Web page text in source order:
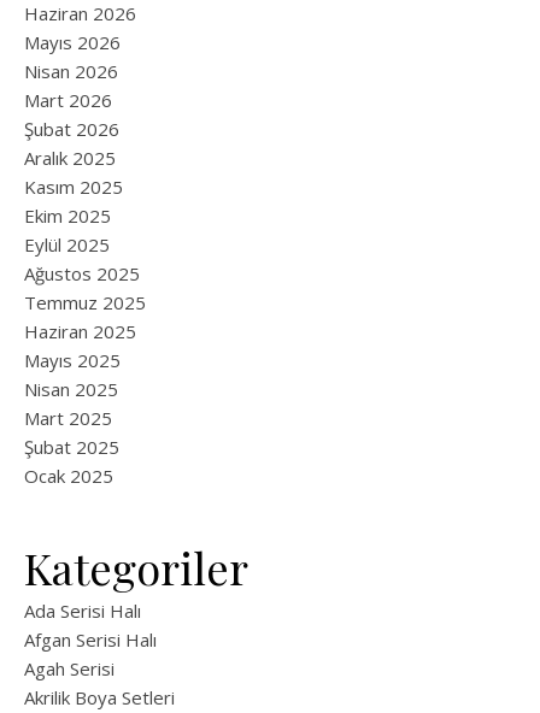
Haziran 2026
Mayıs 2026
Nisan 2026
Mart 2026
Şubat 2026
Aralık 2025
Kasım 2025
Ekim 2025
Eylül 2025
Ağustos 2025
Temmuz 2025
Haziran 2025
Mayıs 2025
Nisan 2025
Mart 2025
Şubat 2025
Ocak 2025
Kategoriler
Ada Serisi Halı
Afgan Serisi Halı
Agah Serisi
Akrilik Boya Setleri